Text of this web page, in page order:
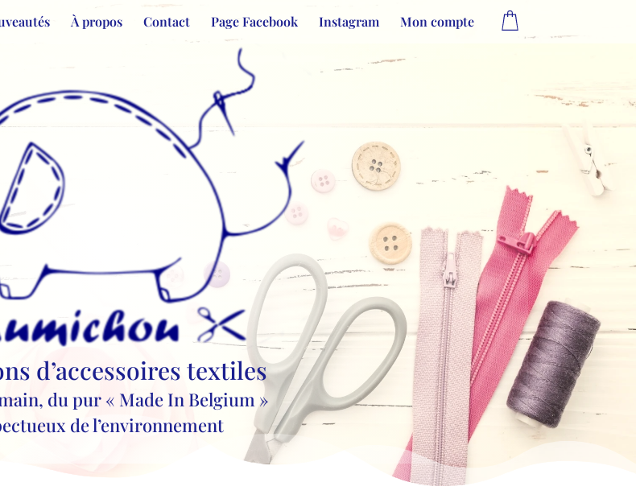
À propos Contact Page Facebook Instagram Mon compte
d’accessoires textiles
du pur « Made In Belgium »
de l’environnement